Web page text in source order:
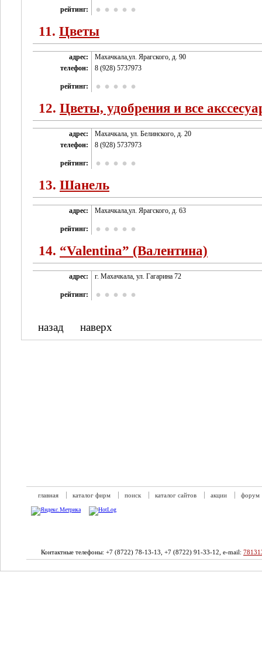
рейтинг:
11. Цветы
адрес:
Махачкала,ул. Ярагского, д. 90
телефон:
8 (928) 5737973
рейтинг:
12. Цветы, удобрения и все
адрес:
Махачкала, ул. Белинского, д. 20
телефон:
8 (928) 5737973
рейтинг:
13. Шанель
адрес: Махачкала,ул. Ярагского, д. 63
рейтинг:
14. “Valentina” (Валентина)
адрес: г. Махачкала, ул. Гагарина 72
рейтинг:
назад наверх
главная каталог фирм поиск каталог сайтов акции форум
Контактные телефоны: +7 (8722) 78-13-13, +7 (8722) 91-33-12, e-mail: